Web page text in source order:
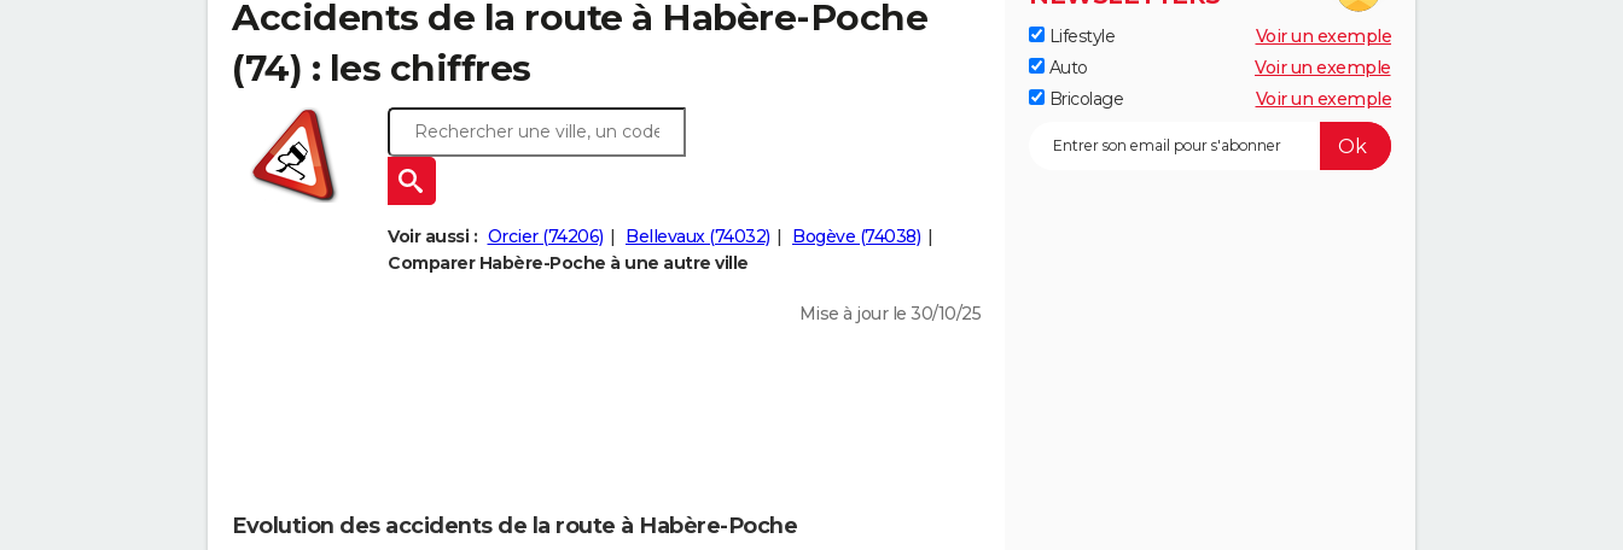
Accidents de la route à Habère-Poche
(74) : les chiffres
Voir aussi : Orcier (74206) Bellevaux (74032)
Bogève (74038)
Comparer Habère-Poche à une autre ville
Mise à jour le 30/10/25
Evolution des accidents de la route à Habère-Poche
Lifestyle
Voir un exemple
Auto
Voir un exemple
Bricolage
Voir un exemple